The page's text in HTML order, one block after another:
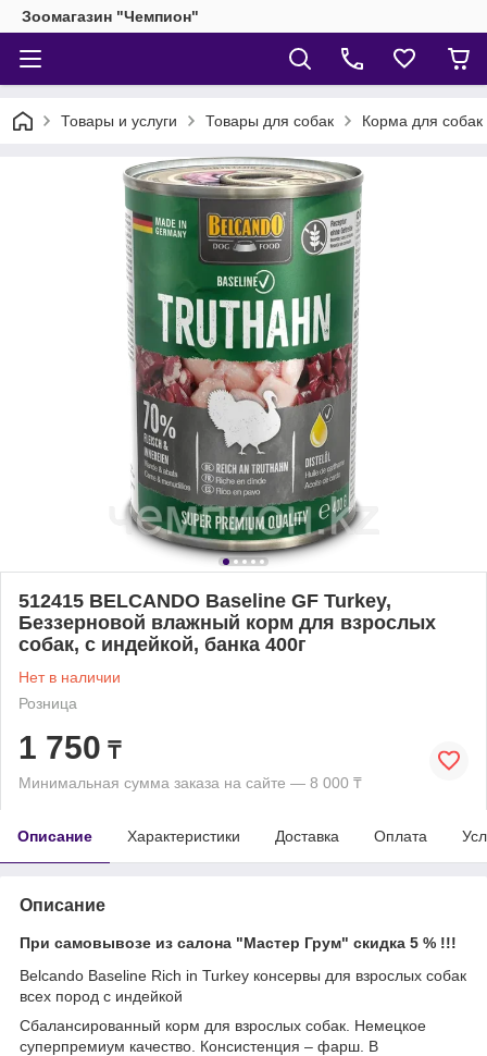
Зоомагазин "Чемпион"
Товары и услуги Товары для собак Корма для собак
512415 BELCANDO Baseline GF Turkey,
Беззерновой влажный корм для взрослых
собак, с индейкой, банка 400г
Нет в наличии
Розница
1 750 ₸
Минимальная сумма заказа на сайте — 8 000 ₸
Описание Характеристики Доставка Оплата
Описание
При самовывозе из салона "Мастер Грум" скидка 5 % !!!
Belcando Baseline Rich in Turkey консервы для взрослых собак
всех пород с индейкой
Сбалансированный корм для взрослых собак. Немецкое
суперпремиум качество. Консистенция – фарш. В